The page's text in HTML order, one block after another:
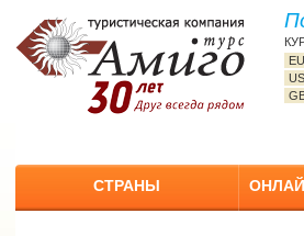
СТРАНЫ